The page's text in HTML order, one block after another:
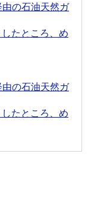
の石油天然ガ
たところ、め
の石油天然ガ
たところ、め